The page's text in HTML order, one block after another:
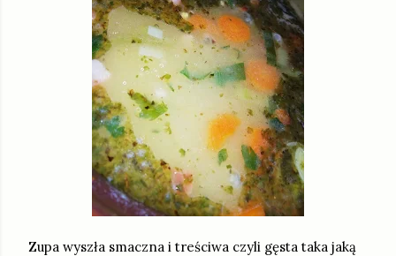
Zupa wyszła smaczna i treściwa czyli gęsta taka jaką